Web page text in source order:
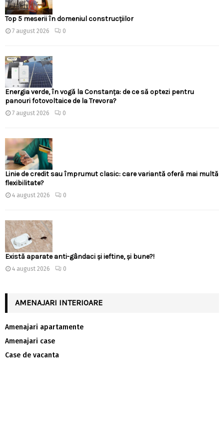
Top 5 meserii în domeniul construcțiilor
7 august 2026 0
Energia verde, în vogă la Constanța: de ce să optezi pentru
panouri fotovoltaice de la Trevora?
7 august 2026 0
Linie de credit sau împrumut clasic: care variantă oferă mai multă
flexibilitate?
4 august 2026 0
Există aparate anti-gândaci și ieftine, și bune?!
4 august 2026 0
AMENAJARI INTERIOARE
Amenajari apartamente
Amenajari case
Case de vacanta